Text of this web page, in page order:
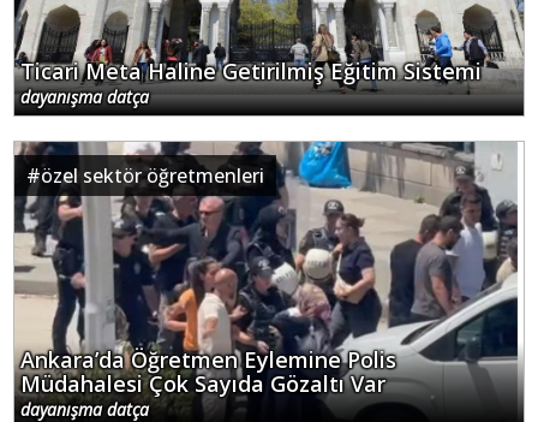
Ticari Meta Haline Getirilmiş Eğitim Sistemi
dayanışma datça
#özel sektör öğretmenleri
Ankara’da Öğretmen Eylemine Polis
Müdahalesi Çok Sayıda Gözaltı Var
dayanışma datça